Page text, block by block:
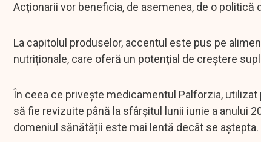
Acționarii vor beneficia, de asemenea, de o politică
La capitolul produselor, accentul este pus pe
nutriționale, care oferă un potențial de creștere
În ceea ce privește medicamentul Palforzia,
să fie revizuite până la sfârșitul lunii iunie a anului
domeniul sănătății este mai lentă decât se aștepta.